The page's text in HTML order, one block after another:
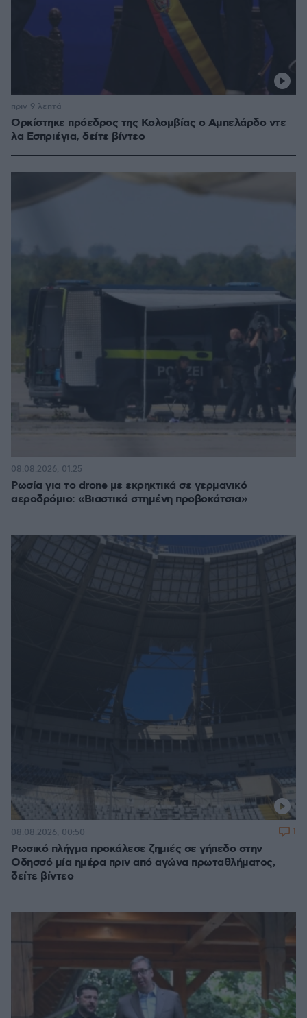
Ορκίστηκε πρόεδρος της Κολομβίας ο Αμπελάρδο ντε
λα Εσπριέγια, δείτε βίντεο
πριν 9 λεπτά
Ρωσία για το drone με εκρηκτικά σε γερμανικό
αεροδρόμιο: «Βιαστικά στημένη προβοκάτσια»
08.08.2026, 01:25
Ρωσικό πλήγμα προκάλεσε ζημιές σε γήπεδο στην
Οδησσό μία ημέρα πριν από αγώνα πρωταθλήματος,
δείτε βίντεο
08.08.2026, 00:50 1